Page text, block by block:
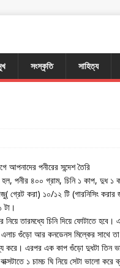
সংস্কৃতি সাহিত্য
আপনাদের পনীরের সন্দেশ তৈরি
পনীর ৪০০ গ্রাম, চিনি ১ কাপ, দুধ ১
গ্রেট করা) ১০/১২ টি (গারনিসিং
টা।
তারমধ্যে চিনি দিয়ে ফোটাতে হবে।
এলাচ গুঁড়ো আর কনডেনস মিল্কের সাথে
করে। এরপর এক কাপ গুঁড়ো দুধটা তিন
১ চামচ ঘি নিয়ে সেটা ভালো করে